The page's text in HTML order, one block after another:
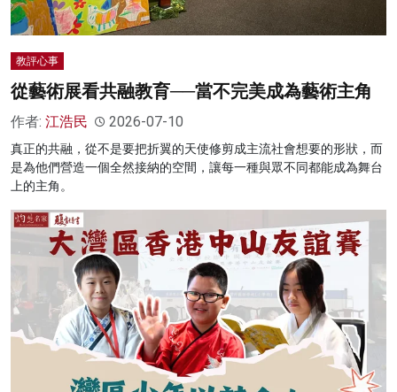
教評心事
從藝術展看共融教育──當不完美成為藝術主角
作者: 江浩民 2026-07-10
真正的共融，從不是要把折翼的天使修剪成主流社會想要的形狀，而
是為他們營造一個全然接納的空間，讓每一種與眾不同都能成為舞台
上的主角。